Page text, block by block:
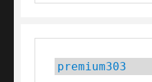
premium303